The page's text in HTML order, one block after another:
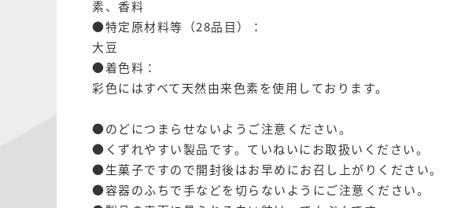
素、香料
●特定原材料等（28品目）：
大豆
●着色料：
彩色にはすべて天然由来色素を使用しております。
●のどにつまらせないようご注意ください。
●くずれやすい製品です。ていねいにお取扱いください。
●生菓子ですので開封後はお早めにお召し上がりください。
●容器のふちで手などを切らないようにご注意ください。